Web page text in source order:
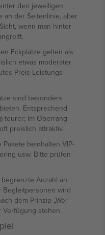
den jeweiligen
an der Seitenlinie, aber
wenn man hinter
Eckplätze gelten als
etwas moderater
Preis-Leistungs-
sind besonders
Entsprechend
teurer; im Oberrang
preislich attraktiv.
Pakete beinhalten VIP-
usw. Bitte prüfen
Anzahl an
Begleitpersonen wird
dem Prinzip „Wer
Verfügung stehen.